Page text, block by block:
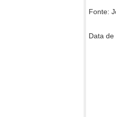
Fonte:
Data